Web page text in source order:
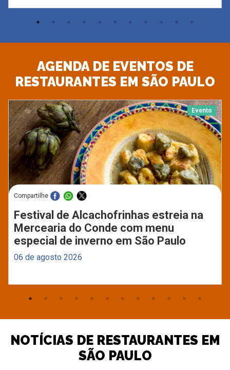
AGENDA DE EVENTOS DE
RESTAURANTES EM SÃO PAULO
Evento
Compartilhe
Festival de Alcachofrinhas estreia na
Mercearia do Conde com menu
especial de inverno em São Paulo
06 de agosto 2026
NOTÍCIAS DE RESTAURANTES EM
SÃO PAULO